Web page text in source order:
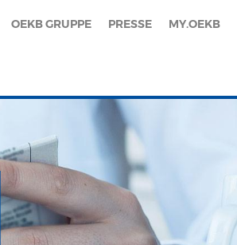
OEKB GRUPPE PRESSE MY.OEKB